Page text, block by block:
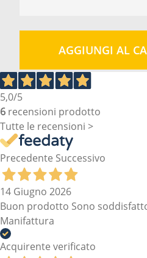
AGGIUNGI AL
5,0/5
6 recensioni prodotto
Tutte le recensioni >
Precedente Successivo
14 Giugno 2026
Buon prodotto Sono
Manifattura
Acquirente verificato